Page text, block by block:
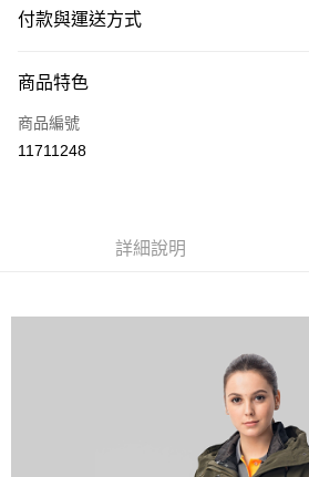
付款與運送方式
信用卡一次付款
運送方式
商品特色
商品編號
11711248
詳細說明